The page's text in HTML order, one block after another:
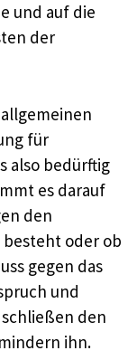
und auf die
der
für
also bedürftig
es darauf
den
oder ob
gegen das
und
den
ihn.